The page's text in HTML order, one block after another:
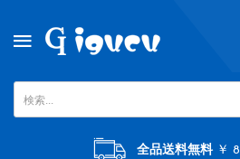
全品送料無料￥